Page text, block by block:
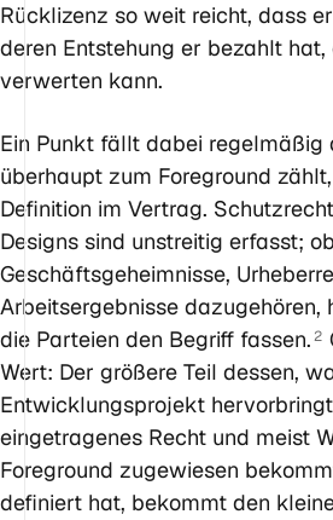
Rücklizenz so weit reicht, dass
deren Entstehung er bezahlt
verwerten kann.
Ein Punkt fällt dabei regelmäßig
überhaupt zum Foreground
Definition im Vertrag.
Designs sind unstreitig erfasst;
Geschäftsgeheimnisse,
Arbeitsergebnisse
die Parteien den Begriff fassen. 2
Wert: Der größere Teil dessen,
Entwicklungsprojekt
eingetragenes Recht und meist
Foreground zugewiesen
definiert hat, bekommt den